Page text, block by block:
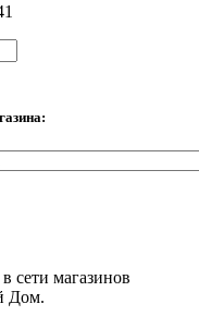
сети магазинов
Дом.